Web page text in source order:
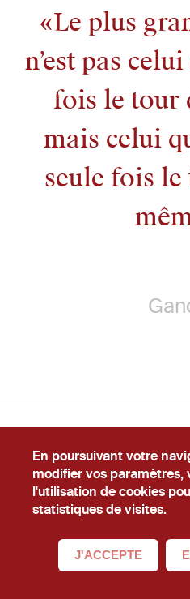
Le plus
n’est pas
fois le tour
mais celui
seule fois
Newslecteur
Conditions Générales
01.40.74.02.02
En poursuivant votre
modifier vos paramètres,
l'utilisation de cookies
statistiques de visites.
J'ACCEPTE